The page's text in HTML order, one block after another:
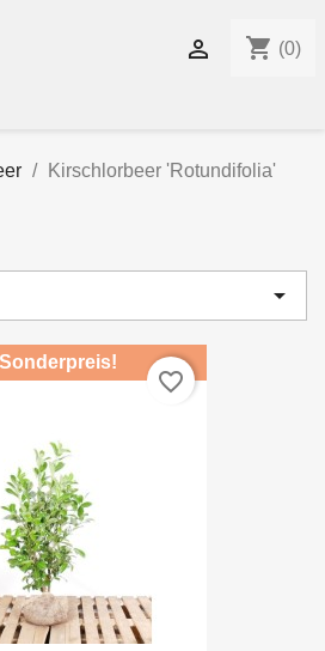
shopping_cart (0)

Kirschlorbeer 'Rotundifolia'

Sonderpreis!
favorite_border